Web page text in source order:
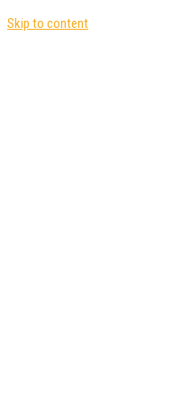
Skip to content